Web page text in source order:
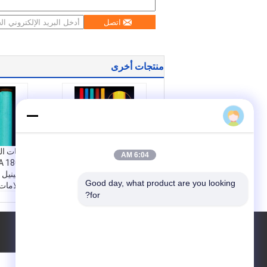
اتصل
منتجات أخرى
حبات
اسم
ASTM Type III RA2
حبات زجاجية عالية
الفينيل لإشارة المرور
6:04 AM
Good day, what product are you looking
for?